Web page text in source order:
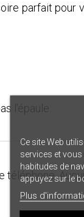
parfait pour
l’épaule.
Ce site Web
services et
habitudes de
appuyez sur le
Plus